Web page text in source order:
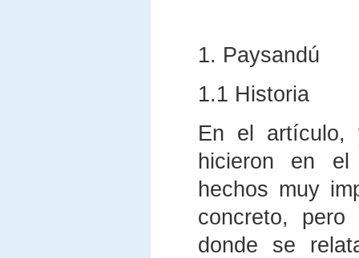
1. Paysandú
1.1 Historia
En el artículo,
hicieron en el
hechos muy
concreto,
donde se